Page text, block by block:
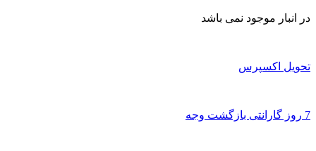
در انبار موجود نمی باشد
تحویل اکسپرس
7 روز گارانتی بازگشت وجه